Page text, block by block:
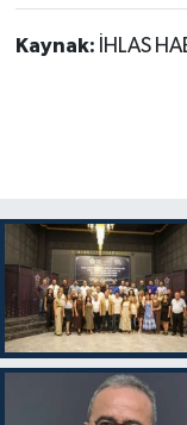
Kaynak: İHLAS